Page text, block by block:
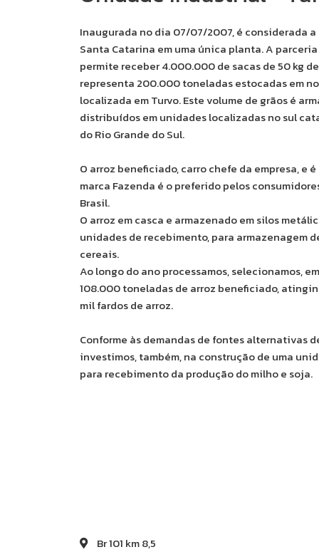
Inaugurada no dia 07/07/2007, é considerada
Santa Catarina em uma única planta. A
permite receber 4.000.000 de sacas de 50 kg
representa 200.000 toneladas estocadas em
localizada em Turvo. Este volume de grãos é
distribuídos em unidades localizadas no sul
do Rio Grande do Sul.
O arroz beneficiado, carro chefe da empresa,
marca Fazenda é o preferido pelos
Brasil.
O arroz em casca e armazenado em silos
unidades de recebimento, para armazenagem
cereais.
Ao longo do ano processamos, selecionamos,
108.000 toneladas de arroz beneficiado,
mil fardos de arroz.
Conforme às demandas de fontes alternativas
investimos, também, na construção de uma
para recebimento da produção do milho e soja.
Br 101 km 8,5